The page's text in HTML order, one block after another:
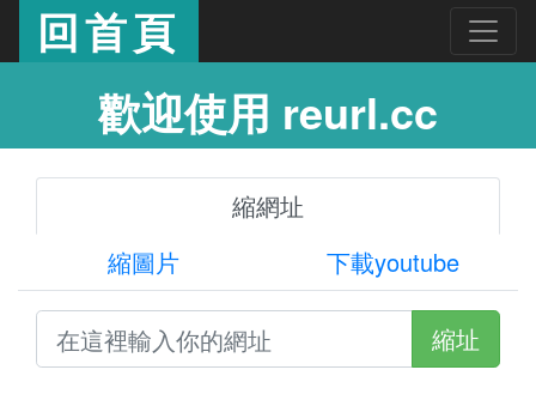
回首頁
歡迎使用 reurl.cc
縮網址
縮圖片
下載youtube
縮址